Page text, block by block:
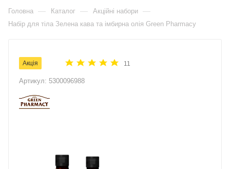
Головна — Каталог — Акційні набори —
Набір для тіла Зелена кава та імбирна олія Green Pharmacy
Акція 11
Артикул: 5300096988